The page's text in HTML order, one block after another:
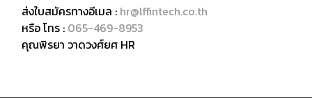
ส่งใบสมัครทางอีเมล : hr@lffintech.co.th
หรือ โทร : 065-469-8953
คุณพิรยา วาดวงศ์ยศ HR